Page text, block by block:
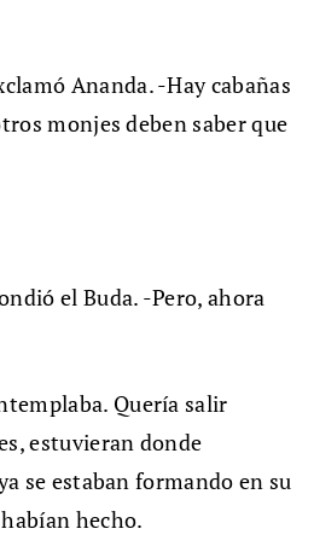
Ananda. -Hay cabañas
monjes deben saber que
el Buda. -Pero, ahora
Quería salir
estuvieran donde
se estaban formando en su
hecho.